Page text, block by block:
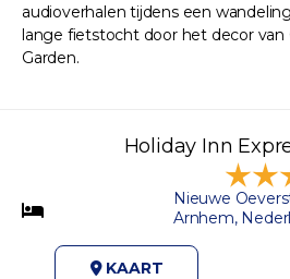
audioverhalen tijdens een
lange fietstocht door het decor van
Garden.
Holiday Inn
Nieuwe
Arnhem,
KAART